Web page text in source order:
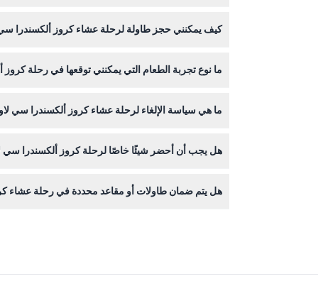
كيف يمكنني حجز طاولة لرحلة عشاء كروز ألكسندرا
ما نوع تجربة الطعام التي يمكنني توقعها في رحلة
ما هي سياسة الإلغاء لرحلة عشاء كروز ألكسندرا سي
هل يجب أن أحضر شيئًا خاصًا لرحلة كروز ألكسندرا سي
هل يتم ضمان طاولات أو مقاعد محددة في رحلة عشاء